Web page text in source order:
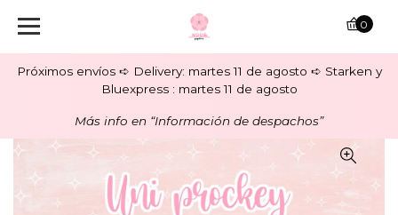
Próximos envíos ➪ Delivery: martes 11 de agosto ➪ Starken y
Bluexpress : martes 11 de agosto
Más info en “Información de despachos”
0